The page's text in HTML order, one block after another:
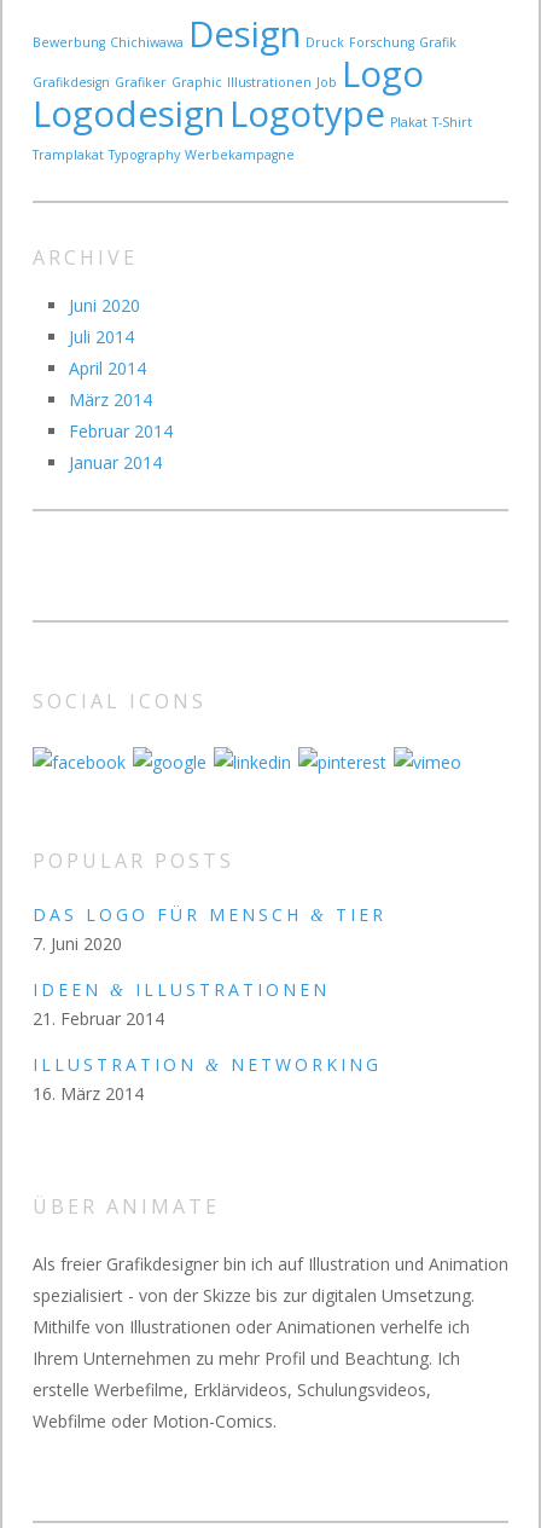
Bewerbung Chichiwawa Design Druck Forschung Grafik
Grafikdesign Grafiker Graphic Illustrationen Job Logo
Logodesign Logotype Plakat T-Shirt
Tramplakat Typography Werbekampagne
ARCHIVE
Juni 2020
Juli 2014
April 2014
März 2014
Februar 2014
Januar 2014
SOCIAL ICONS
POPULAR POSTS
DAS LOGO FÜR MENSCH &
TIER
7. Juni 2020
IDEEN
&
ILLUSTRATIONEN
21. Februar 2014
ILLUSTRATION
&
NETWORKING
16. März 2014
ÜBER ANIMATE
Als freier Grafikdesigner bin ich auf Illustration und Animation
spezialisiert - von der Skizze bis zur digitalen Umsetzung.
Mithilfe von Illustrationen oder Animationen verhelfe ich
Ihrem Unternehmen zu mehr Profil und Beachtung. Ich
erstelle Werbefilme, Erklärvideos, Schulungsvideos,
Webfilme oder Motion-Comics.